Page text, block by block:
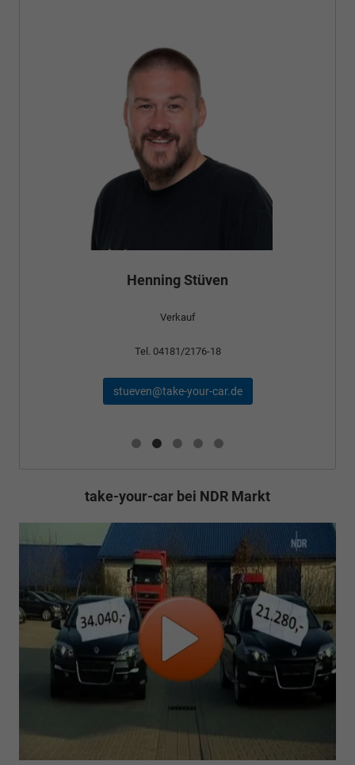
Henning Stüven
Verkauf
Tel. 04181/2176-18
stueven@take-your-car.de
take-your-car bei NDR Markt